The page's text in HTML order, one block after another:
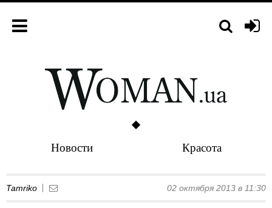
Новости Красота
Tamriko 02 октября 2013 в 11:30